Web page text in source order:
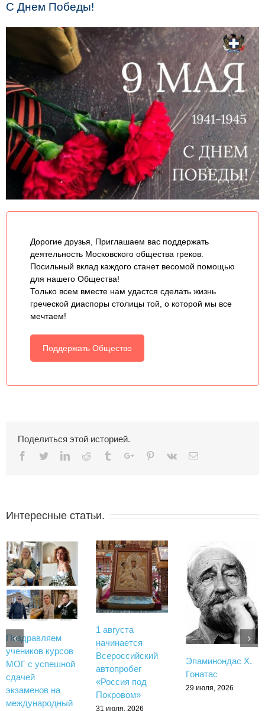
С Днем Победы!
Дорогие друзья, Приглашаем вас поддержать
деятельность Московского общества греков.
Посильный вклад каждого станет весомой помощью
для нашего Общества!
Только всем вместе нам удастся сделать жизнь
греческой диаспоры столицы той, о которой мы все
мечтаем!
Поддержать Общество
Поделиться этой историей.
Facebook
TwitterLinkedinReddit TumblrGoogle+Pinterest
Vk Email
Интересные статьи.
Поздравляем
учеников курсов
МОГ с успешной
сдачей
экзаменов на
международный
1 августа
начинается
Всероссийский
автопробег
«Россия под
Покровом»
31 июля, 2026
Эпаминондас Х.
Гонатас
29 июля, 2026